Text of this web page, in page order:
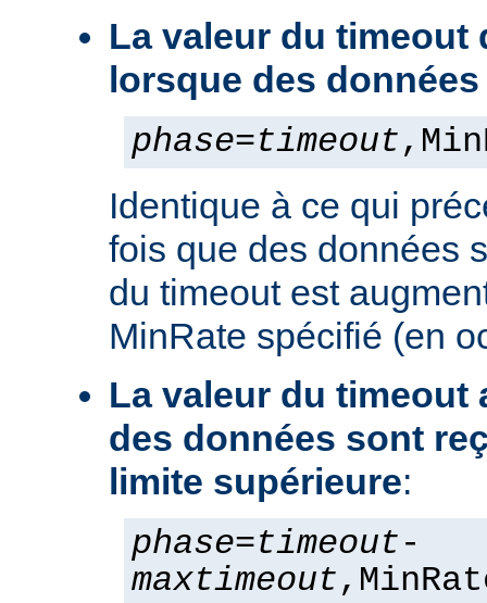
La valeur du timeout
lorsque des
phase=timeout
Identique à ce qui
fois que des données
du timeout est
MinRate spécifié (en
La valeur du timeout
des données sont
limite supérieure:
phase=timeout-
maxtimeout